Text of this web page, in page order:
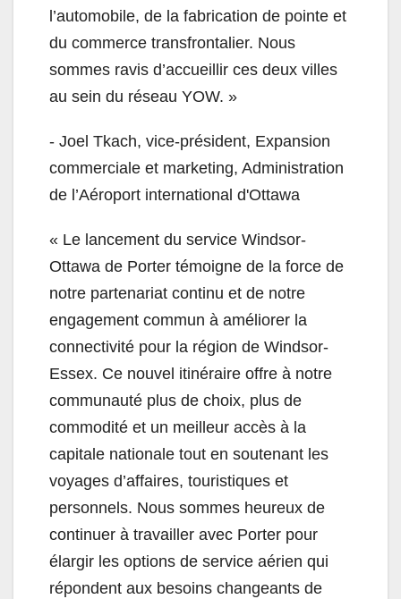
l’automobile, de la fabrication de pointe et
du commerce transfrontalier. Nous
sommes ravis d’accueillir ces deux villes
au sein du réseau YOW. »
- Joel Tkach, vice-président, Expansion
commerciale et marketing, Administration
de l’Aéroport international d'Ottawa
« Le lancement du service Windsor-
Ottawa de Porter témoigne de la force de
notre partenariat continu et de notre
engagement commun à améliorer la
connectivité pour la région de Windsor-
Essex. Ce nouvel itinéraire offre à notre
communauté plus de choix, plus de
commodité et un meilleur accès à la
capitale nationale tout en soutenant les
voyages d’affaires, touristiques et
personnels. Nous sommes heureux de
continuer à travailler avec Porter pour
élargir les options de service aérien qui
répondent aux besoins changeants de